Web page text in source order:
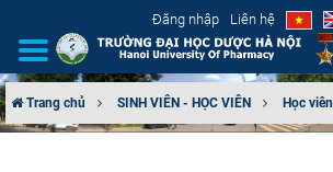
Đăng nhập Liên hệ
Trang chủ SINH VIÊN - HỌC VIÊN Học viên